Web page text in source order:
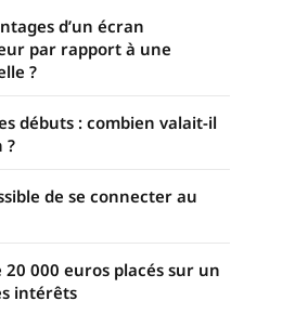
d’un écran
par rapport à une
?
débuts : combien valait-il
?
de se connecter au
000 euros placés sur un
intérêts